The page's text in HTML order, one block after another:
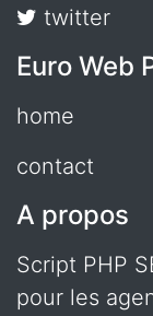
twitter
Euro Web
home
contact
A propos
Script PHP SEO, générateur d'icônes, idéal
pour les